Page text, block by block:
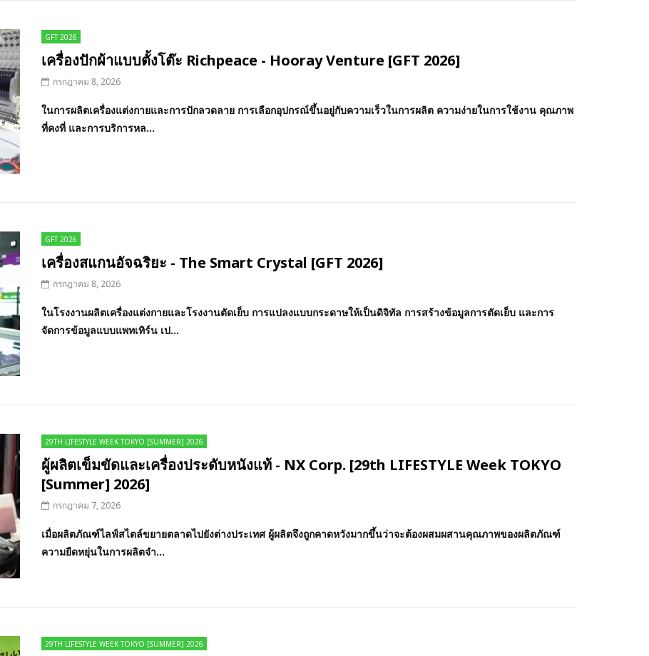
GFT 2026
เครื่องปักผ้าแบบตั้งโต๊ะ Richpeace - Hooray Venture [GFT 2026]
กรกฎาคม 8, 2026
ในการผลิตเครื่องแต่งกายและการปักลวดลาย การเลือกอุปกรณ์ขึ้นอยู่กับความเร็วในการผลิต ความง่ายในการใช้งาน คุณภาพ
ที่คงที่ และการบริการหล...
GFT 2026
เครื่องสแกนอัจฉริยะ - The Smart Crystal [GFT 2026]
กรกฎาคม 8, 2026
ในโรงงานผลิตเครื่องแต่งกายและโรงงานตัดเย็บ การแปลงแบบกระดาษให้เป็นดิจิทัล การสร้างข้อมูลการตัดเย็บ และการ
จัดการข้อมูลแบบแพทเทิร์น เป...
29TH LIFESTYLE WEEK TOKYO [SUMMER] 2026
ผู้ผลิตเข็มขัดและเครื่องประดับหนังแท้ - NX Corp. [29th LIFESTYLE Week TOKYO
[Summer] 2026]
กรกฎาคม 7, 2026
เมื่อผลิตภัณฑ์ไลฟ์สไตล์ขยายตลาดไปยังต่างประเทศ ผู้ผลิตจึงถูกคาดหวังมากขึ้นว่าจะต้องผสมผสานคุณภาพของผลิตภัณฑ์
ความยืดหยุ่นในการผลิตจำ...
29TH LIFESTYLE WEEK TOKYO [SUMMER] 2026